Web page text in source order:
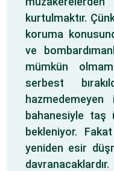
kurtulmaktır.
koruma
ve
mümkün
serbest
hazmedemeyen
bahanesiyle taş
bekleniyor.
yeniden esir
davranacaklardır.